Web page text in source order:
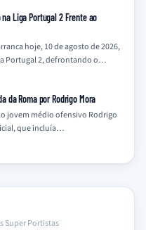
Liga Portugal 2 Frente ao
hoje, 10 de agosto de 2026,
Portugal 2, defrontando o…
da Roma por Rodrigo Mora
jovem médio ofensivo Rodrigo
que incluía…
Super Portistas